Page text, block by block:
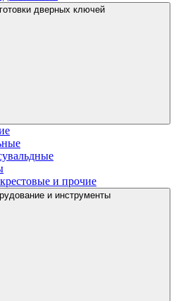
дверных ключей
и прочие
и инструменты